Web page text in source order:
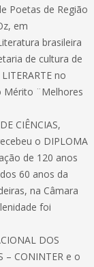
Poetas de Região
em
brasileira
de cultura de
no
Mérito ¨Melhores
CIÊNCIAS,
o DIPLOMA
de 120 anos
60 anos da
na Câmara
foi
DOS
– CONINTER e o